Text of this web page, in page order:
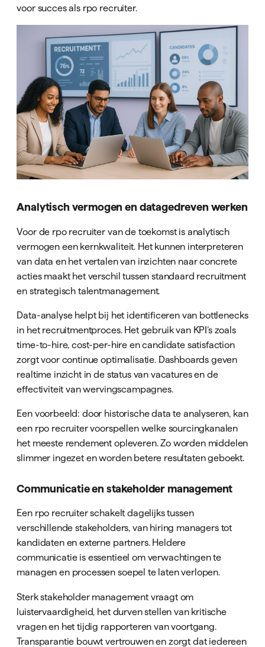
voor succes als rpo recruiter.
Analytisch vermogen en datagedreven werken
Voor de rpo recruiter van de toekomst is analytisch
vermogen een kernkwaliteit. Het kunnen interpreteren
van data en het vertalen van inzichten naar concrete
acties maakt het verschil tussen standaard recruitment
en strategisch talentmanagement.
Data-analyse helpt bij het identificeren van bottlenecks
in het recruitmentproces. Het gebruik van KPI’s zoals
time-to-hire, cost-per-hire en candidate satisfaction
zorgt voor continue optimalisatie. Dashboards geven
realtime inzicht in de status van vacatures en de
effectiviteit van wervingscampagnes.
Een voorbeeld: door historische data te analyseren, kan
een rpo recruiter voorspellen welke sourcingkanalen
het meeste rendement opleveren. Zo worden middelen
slimmer ingezet en worden betere resultaten geboekt.
Communicatie en stakeholder management
Een rpo recruiter schakelt dagelijks tussen
verschillende stakeholders, van hiring managers tot
kandidaten en externe partners. Heldere
communicatie is essentieel om verwachtingen te
managen en processen soepel te laten verlopen.
Sterk stakeholder management vraagt om
luistervaardigheid, het durven stellen van kritische
vragen en het tijdig rapporteren van voortgang.
Transparantie bouwt vertrouwen en zorgt dat iedereen